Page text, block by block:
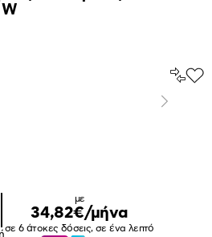
Επόμενο
ή
με
34,82€/μήνα
σε 6 άτοκες δόσεις, σε ένα λεπτό